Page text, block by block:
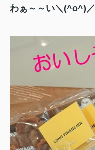
わぁ～～い＼(^o^)／